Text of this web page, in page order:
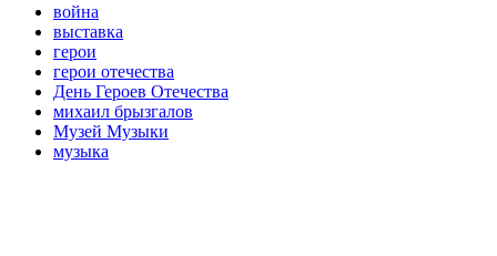
война
выставка
герои
герои отечества
День Героев Отечества
михаил брызгалов
Музей Музыки
музыка